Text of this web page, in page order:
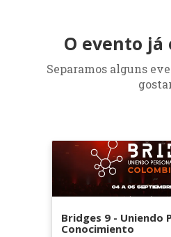
O evento já
Separamos alguns
Bridges 9 - Uniendo
Conocimiento